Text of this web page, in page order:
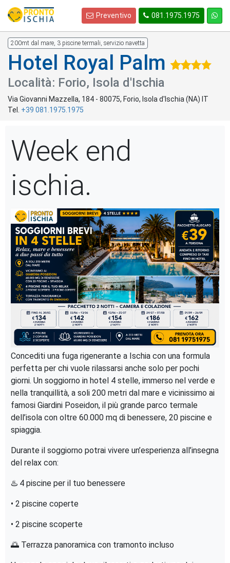
Preventivo 081.1975.1975
200mt dal mare, 3 piscine termali, servizio navetta
Hotel Royal Palm
Località: Forio, Isola d'Ischia
Via Giovanni Mazzella, 184 - 80075, Forio, Isola d'Ischia (NA) IT
Tel. +39 081.1975.1975
Week end
ischia.
Concediti una fuga rigenerante a Ischia con una formula
perfetta per chi vuole rilassarsi anche solo per pochi
giorni. Un soggiorno in hotel 4 stelle, immerso nel verde e
nella tranquillità, a soli 200 metri dal mare e vicinissimo ai
famosi Giardini Poseidon, il più grande parco termale
dell’isola con oltre 60.000 mq di benessere, 20 piscine e
spiaggia.
Durante il soggiorno potrai vivere un’esperienza all’insegna
del relax con:
♨️ 4 piscine per il tuo benessere
• 2 piscine coperte
• 2 piscine scoperte
🌅 Terrazza panoramica con tramonto incluso